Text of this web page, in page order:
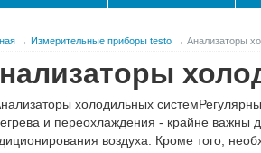
→ Измерительные приборы testo → Анализаторы
и переохлаждения - крайне важны
воздуха. Кроме того,